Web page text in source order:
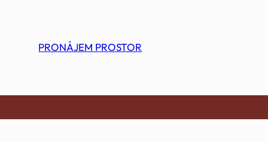
PRONÁJEM PROSTOR